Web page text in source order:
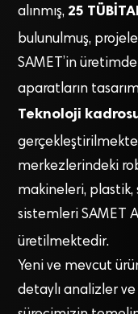
alınmış, 25
bulunulmuş,
SAMET’in
aparatların
Teknoloji
merkezlerindeki
makineleri, plastik,
sistemleri SAMET
üretilmektedir.
Yeni ve mevcut
detaylı analizler